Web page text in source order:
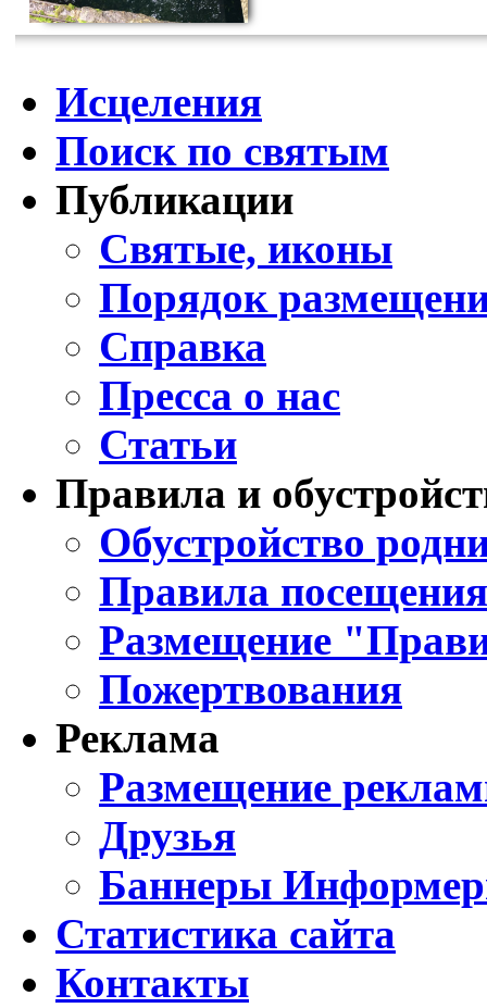
Исцеления
Поиск по святым
Публикации
Святые, иконы
Порядок
Справка
Пресса о нас
Статьи
Правила и
Обустройство
Правила
Размещение
Пожертвования
Реклама
Размещение
Друзья
Баннеры
Статистика сайта
Контакты